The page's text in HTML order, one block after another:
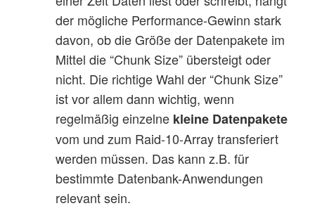
der mögliche Performance-Gewinn stark
davon, ob die Größe der Datenpakete im
Mittel die “Chunk Size” übersteigt oder
nicht. Die richtige Wahl der “Chunk Size”
ist vor allem dann wichtig, wenn
regelmäßig einzelne kleine Datenpakete
vom und zum Raid-10-Array transferiert
werden müssen. Das kann z.B. für
bestimmte Datenbank-Anwendungen
relevant sein.